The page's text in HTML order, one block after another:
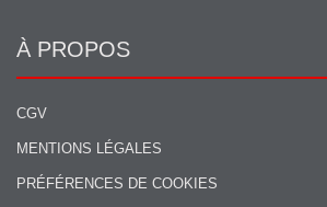
À PROPOS
CGV
MENTIONS LÉGALES
PRÉFÉRENCES DE COOKIES